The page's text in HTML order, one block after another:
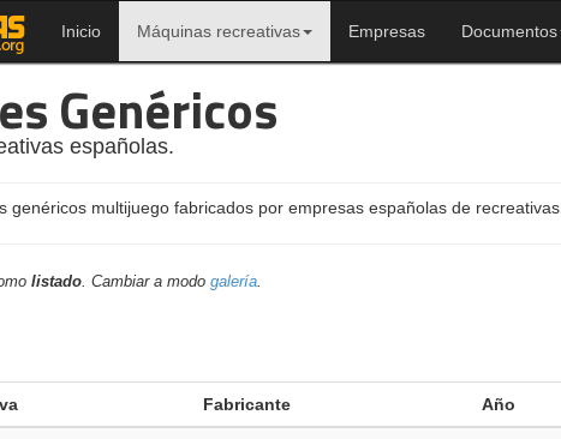
Inicio Máquinas recreativas Empresas Documentos
Genéricos
españolas.
genéricos multijuego fabricados por empresas españolas de recreativas.
listado. Cambiar a modo galería.
Fabricante Año